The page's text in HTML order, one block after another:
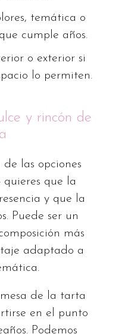
temática o
cumple años.
o exterior si
lo permiten.
y rincón de
las opciones
quieres que la
y que la
Puede ser un
más
adaptado a
de la tarta
en el punto
Podemos